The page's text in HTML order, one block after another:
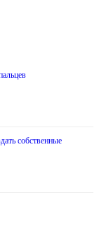
собственные